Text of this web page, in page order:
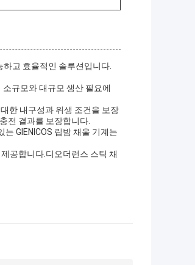
하고 효율적인 솔루션입니다.
규모와 대규모 생산 필요에
한 내구성과 위생 조건을 보장
전 결과를 보장합니다.
GIENICOS 립밤 채울 기계는
공합니다.디오더런스 스틱 채